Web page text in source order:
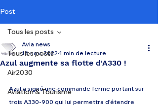
Post
Tous les posts
Air2030
Aviation & Tourisme
Tous les posts
Azul augmente sa flotte d'A330 !
Avia news
16 nov. 2022 1 min de lecture
Azul a signé une commande ferme portant sur
trois A330-900 qui lui permettra d'étendre